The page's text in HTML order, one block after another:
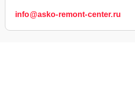
info@asko-remont-center.ru